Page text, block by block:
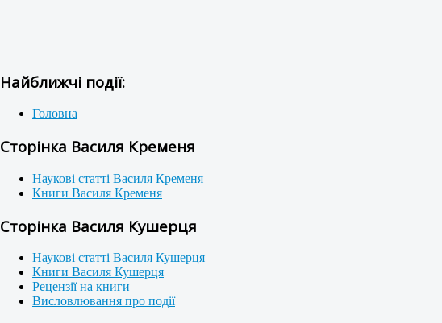
Найближчі події:
Головна
Сторінка Василя Кременя
Наукові статті Василя Кременя
Книги Василя Кременя
Сторінка Василя Кушерця
Наукові статті Василя Кушерця
Книги Василя Кушерця
Рецензії на книги
Висловлювання про події